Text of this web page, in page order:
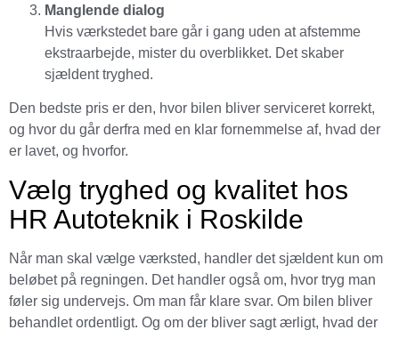
Manglende dialog
Hvis værkstedet bare går i gang uden at afstemme
ekstraarbejde, mister du overblikket. Det skaber
sjældent tryghed.
Den bedste pris er den, hvor bilen bliver serviceret korrekt,
og hvor du går derfra med en klar fornemmelse af, hvad der
er lavet, og hvorfor.
Vælg tryghed og kvalitet hos
HR Autoteknik i Roskilde
Når man skal vælge værksted, handler det sjældent kun om
beløbet på regningen. Det handler også om, hvor tryg man
føler sig undervejs. Om man får klare svar. Om bilen bliver
behandlet ordentligt. Og om der bliver sagt ærligt, hvad der